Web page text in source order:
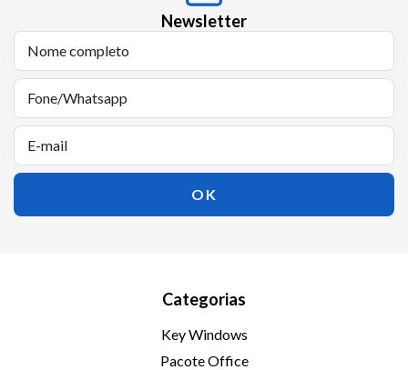
Newsletter
Categorias
Key Windows
Pacote Office